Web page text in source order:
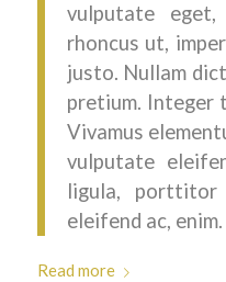
vulputate
rhoncus ut,
justo. Nullam
pretium. Integer
Vivamus
vulputate
ligula, porttitor
eleifend ac, enim.
Read more